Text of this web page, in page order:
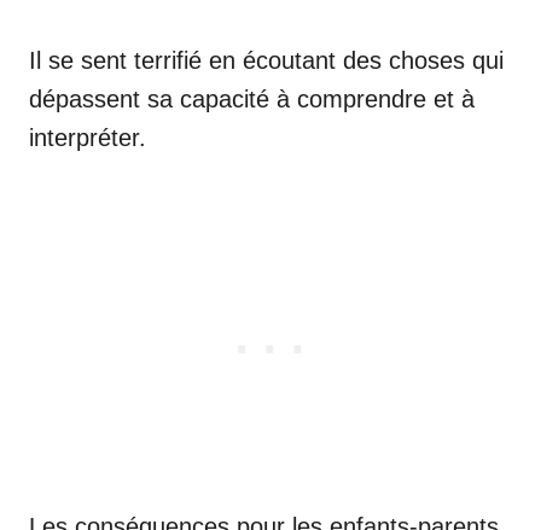
Il se sent terrifié en écoutant des choses qui
dépassent sa capacité à comprendre et à
interpréter.